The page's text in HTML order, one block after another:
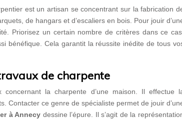
est un artisan se concentrant sur la fabrication
de hangars et d’escaliers en bois. Pour jouir
Priorisez un certain nombre de critères dans ce cas.
bénéfique. Cela garantit la réussite inédite de tous
de charpente
la charpente d’une maison. Il effectue
Contacter ce genre de spécialiste permet de jouir
à Annecy dessine l’épure. Il s’agit de la